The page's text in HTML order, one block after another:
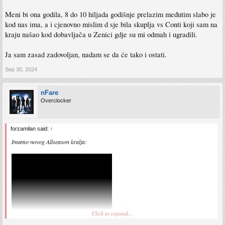
Meni bi ona godila, 8 do 10 hiljada godišnje prelazim međutim slabo je
kod nas ima, a i cjenovno mislim d sje bila skuplja vs Conti koji sam na
kraju našao kod dobavljača u Zenici gdje su mi odmah i ugradili.
Ja sam zasad zadovoljan, nadam se da će tako i ostati.
Sep 30, 2024
nFare
Overclocker
forzamilan said: ↑
Imamo novog Allseason kralja:
Click to expand...